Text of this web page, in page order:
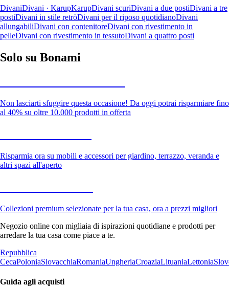
DivaniDivani · KarupKarupDivani scuriDivani a due postiDivani a tre
postiDivani in stile retròDivani per il riposo quotidianoDivani
allungabiliDivani con contenitoreDivani con rivestimento in
pelleDivani con rivestimento in tessutoDivani a quattro posti
Solo su Bonami
Non lasciarti sfuggire questa occasione! Da oggi potrai risparmiare fino
al 40% su oltre 10.000 prodotti in offerta
Risparmia ora su mobili e accessori per giardino, terrazzo, veranda e
altri spazi all'aperto
Collezioni premium selezionate per la tua casa, ora a prezzi migliori
Negozio online con migliaia di ispirazioni quotidiane e prodotti per
arredare la tua casa come piace a te.
Repubblica
CecaPoloniaSlovacchiaRomaniaUngheriaCroaziaLituaniaLettonia
Guida agli acquisti